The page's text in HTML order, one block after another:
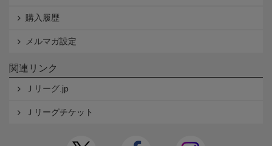
購入履歴
メルマガ設定
関連リンク
Ｊリーグ.jp
Ｊリーグチケット